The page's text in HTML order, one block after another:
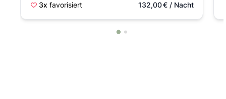
3x favorisiert
132,00€/ Nacht